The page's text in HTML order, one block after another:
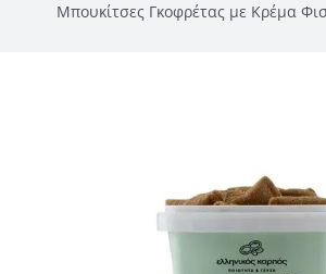
Μπουκίτσες Γκοφρέτας με Κρέμα